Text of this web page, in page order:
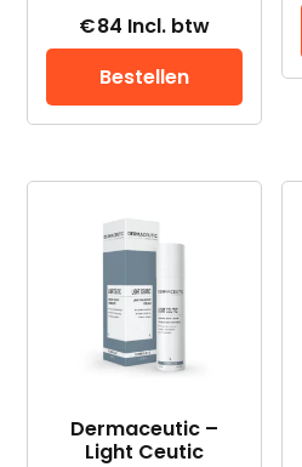
€84 Incl. btw
Bestellen
Dermaceutic –
Light Ceutic